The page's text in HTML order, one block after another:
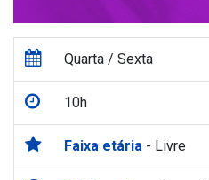
Quarta / Sexta
10h
Faixa etária - Livre